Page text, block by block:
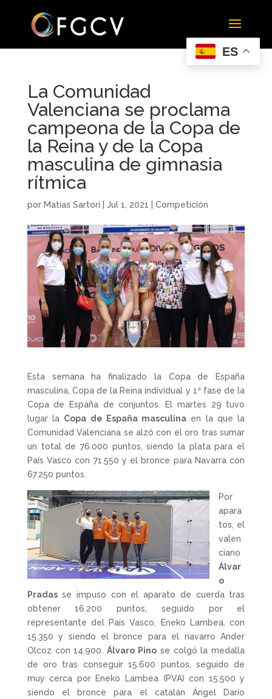
La Comunidad
Valenciana se proclama
campeona de la Copa de
la Reina y de la Copa
masculina de gimnasia
rítmica
por Matias Sartori Jul 1, 2021 Competición
Esta semana ha finalizado la Copa de España
masculina, Copa de la Reina individual y 1ª fase de la
Copa de España de conjuntos. El martes 29 tuvo
lugar la Copa de España masculina en la que la
Comunidad Valenciana se alzó con el oro tras sumar
un total de 76.000 puntos, siendo la plata para el
País Vasco con 71.550 y el bronce para Navarra con
67.250 puntos.
Por
apara
tos, el
valen
ciano
Álvar
o
Pradasse impuso con el aparato de cuerda tras
obtener 16.200 puntos, seguido por el
representante del País Vasco, Eneko Lambea, con
15.350 y siendo el bronce para el navarro Ander
Olcoz con 14.900.Álvaro Pino se colgó la medalla
de oro tras conseguir 15.600 puntos, seguido de
muy cerca por Eneko Lambea (PVA) con 15.500 y
siendo el bronce para el catalán Ángel Darío
ES